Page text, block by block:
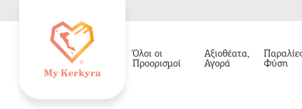
Όλοι οι
Προορισμοί
Αξιοθέατα,
Αγορά Φύση